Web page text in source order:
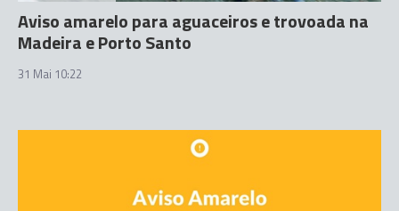
Aviso amarelo para aguaceiros e trovoada na
Madeira e Porto Santo
31 Mai 10:22